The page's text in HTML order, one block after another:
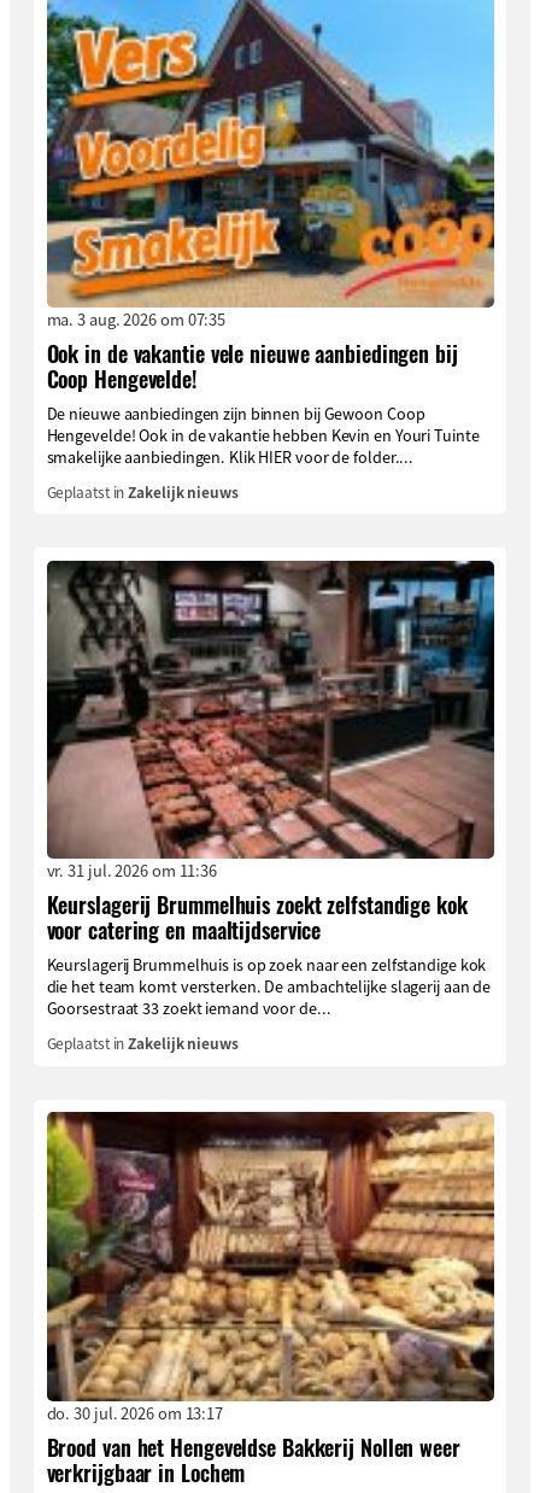
ma. 3 aug. 2026 om 07:35
Ook in de vakantie vele nieuwe aanbiedingen bij
Coop Hengevelde!
De nieuwe aanbiedingen zijn binnen bij Gewoon Coop
Hengevelde! Ook in de vakantie hebben Kevin en Youri Tuinte
smakelijke aanbiedingen. Klik HIER voor de folder....
Geplaatst inZakelijk nieuws
vr. 31 jul. 2026 om 11:36
Keurslagerij Brummelhuis zoekt zelfstandige kok
voor catering en maaltijdservice
Keurslagerij Brummelhuis is op zoek naar een zelfstandige kok
die het team komt versterken. De ambachtelijke slagerij aan de
Goorsestraat 33 zoekt iemand voor de...
Geplaatst inZakelijk nieuws
do. 30 jul. 2026 om 13:17
Brood van het Hengeveldse Bakkerij Nollen weer
verkrijgbaar in Lochem